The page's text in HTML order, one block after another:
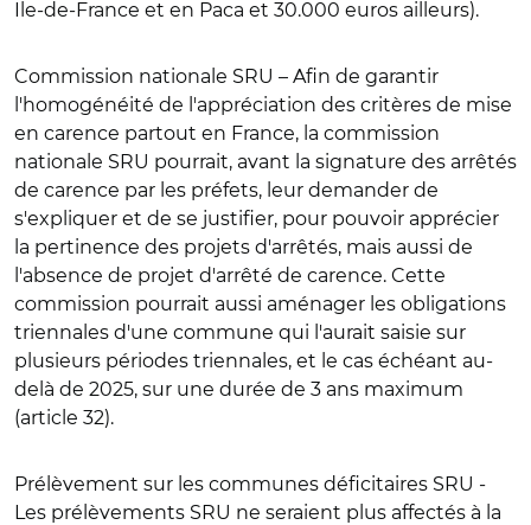
Ile-de-France et en Paca et 30.000 euros ailleurs).
Commission nationale SRU – Afin de garantir
l'homogénéité de l'appréciation des critères de mise
en carence partout en France, la commission
nationale SRU pourrait, avant la signature des arrêtés
de carence par les préfets, leur demander de
s'expliquer et de se justifier, pour pouvoir apprécier
la pertinence des projets d'arrêtés, mais aussi de
l'absence de projet d'arrêté de carence. Cette
commission pourrait aussi aménager les obligations
triennales d'une commune qui l'aurait saisie sur
plusieurs périodes triennales, et le cas échéant au-
delà de 2025, sur une durée de 3 ans maximum
(article 32).
Prélèvement sur les communes déficitaires SRU -
Les prélèvements SRU ne seraient plus affectés à la